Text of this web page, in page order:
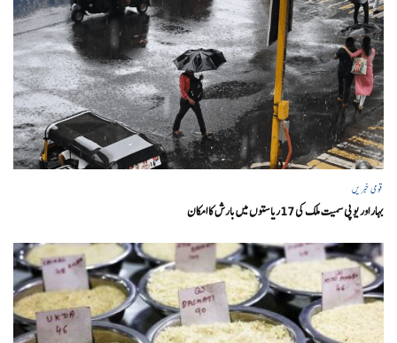
قومی خبریں
بہار اور یو پی سمیت ملک کی 17ریاستوں میں بارش کا امکان